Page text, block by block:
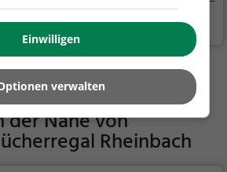
Meckenheim
Familie & Kinder,
in Rheinbach finden
Nähe von
Rheinbach
Einwilligen
verwalten